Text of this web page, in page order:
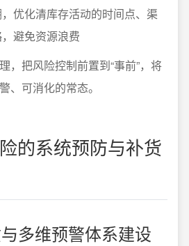
优化清库存活动的时间点、渠
避免资源浪费
，把风险控制前置到“事前”，将
、可消化的常态。
的系统预防与补货
多维预警体系建设